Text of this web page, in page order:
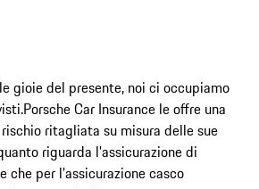
gioie del presente, noi ci occupiamo
Porsche Car Insurance le offre una
ritagliata su misura delle sue
riguarda l'assicurazione di
che per l'assicurazione casco